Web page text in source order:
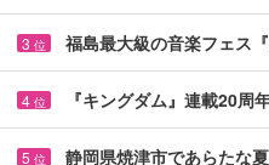
3 位 福島最大級の音楽フェス
4 位 『キングダム』連載20
5 位 静岡県焼津市であらたな